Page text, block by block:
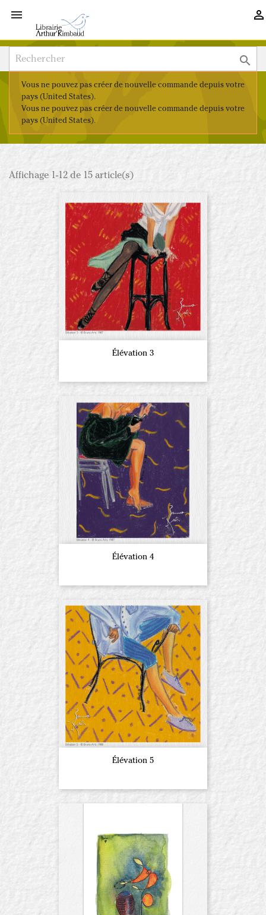
 

Vous ne pouvez pas créer de nouvelle commande depuis votre
pays (United States).
Vous ne pouvez pas créer de nouvelle commande depuis votre
pays (United States).
Affichage 1-12 de 15 article(s)
Élévation 3
Élévation 4
Élévation 5